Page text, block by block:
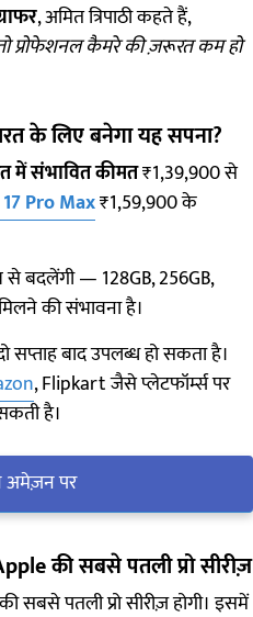
, अमित त्रिपाठी कहते हैं,
प्रोफेशनल कैमरे की ज़रूरत कम हो
के लिए बनेगा यह सपना?
में संभावित कीमत₹1,39,900 से
Pro Max₹1,59,900 के
से बदलेंगी — 128GB, 256GB,
की संभावना है।
बाद उपलब्ध हो सकता है।
, Flipkart जैसे प्लेटफॉर्म्स पर
है।
अमेज़न पर
की सबसे पतली प्रो सीरीज़
सबसे पतली प्रो सीरीज़ होगी। इसमें